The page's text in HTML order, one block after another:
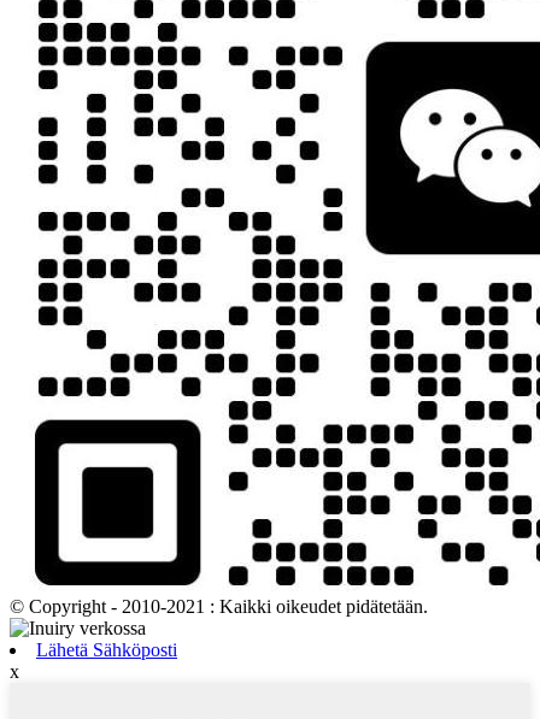
© Copyright - 2010-2021 : Kaikki oikeudet pidätetään.
Lähetä Sähköposti
x